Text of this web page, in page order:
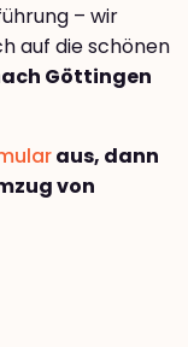
– wir
auf die schönen
Göttingen
aus, dann
von